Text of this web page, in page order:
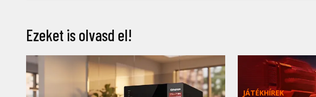
Ezeket is olvasd el!
JÁTÉKHÍREK